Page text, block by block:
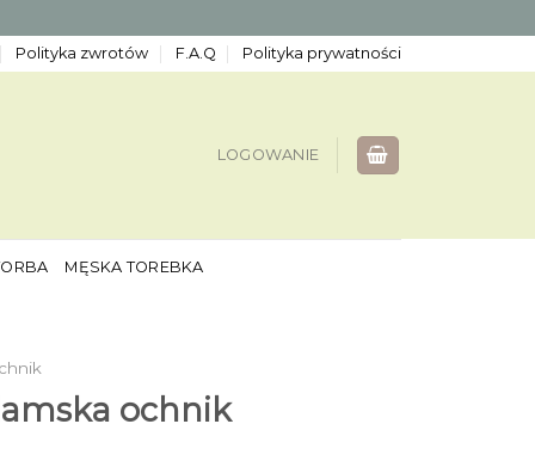
Polityka zwrotów F.A.Q Polityka prywatności
LOGOWANIE
MĘSKA TOREBKA
ochnik